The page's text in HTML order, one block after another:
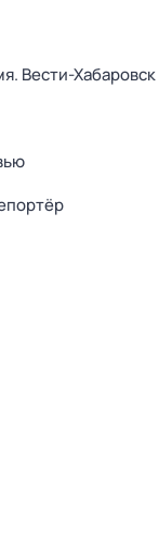
Вести-Хабаровск